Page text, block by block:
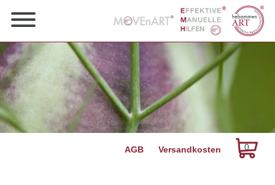
Navigation
AGB Versandkosten 0